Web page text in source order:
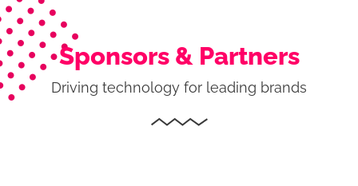
Sponsors & Partners
Driving technology for leading brands